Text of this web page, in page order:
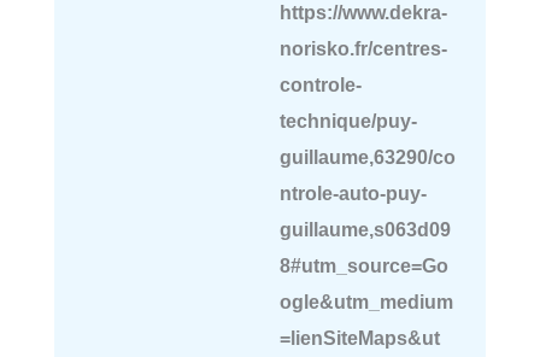
https://www.dekra-
norisko.fr/centres-
controle-
technique/puy-
guillaume,63290/co
ntrole-auto-puy-
guillaume,s063d09
8#utm_source=Go
ogle&utm_medium
=lienSiteMaps&ut